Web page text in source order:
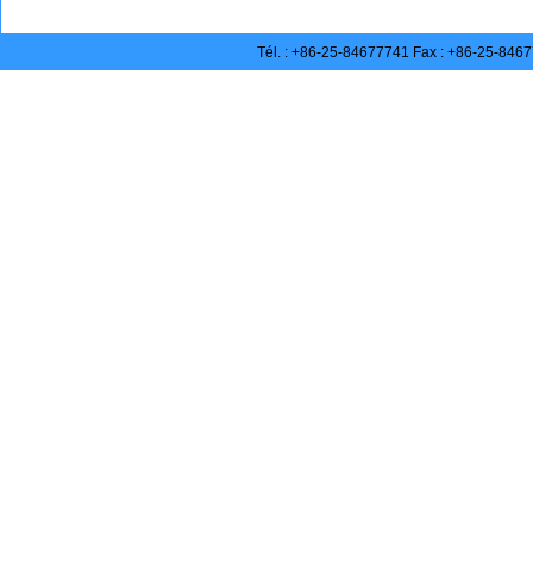
Tél. : +86-25-84677741 Fax : +86-25-